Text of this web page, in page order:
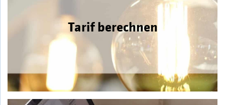
Tarif berechnen
Geben Sie einfach Ihre Postleitzahl und Ihren
Verbrauch ein.